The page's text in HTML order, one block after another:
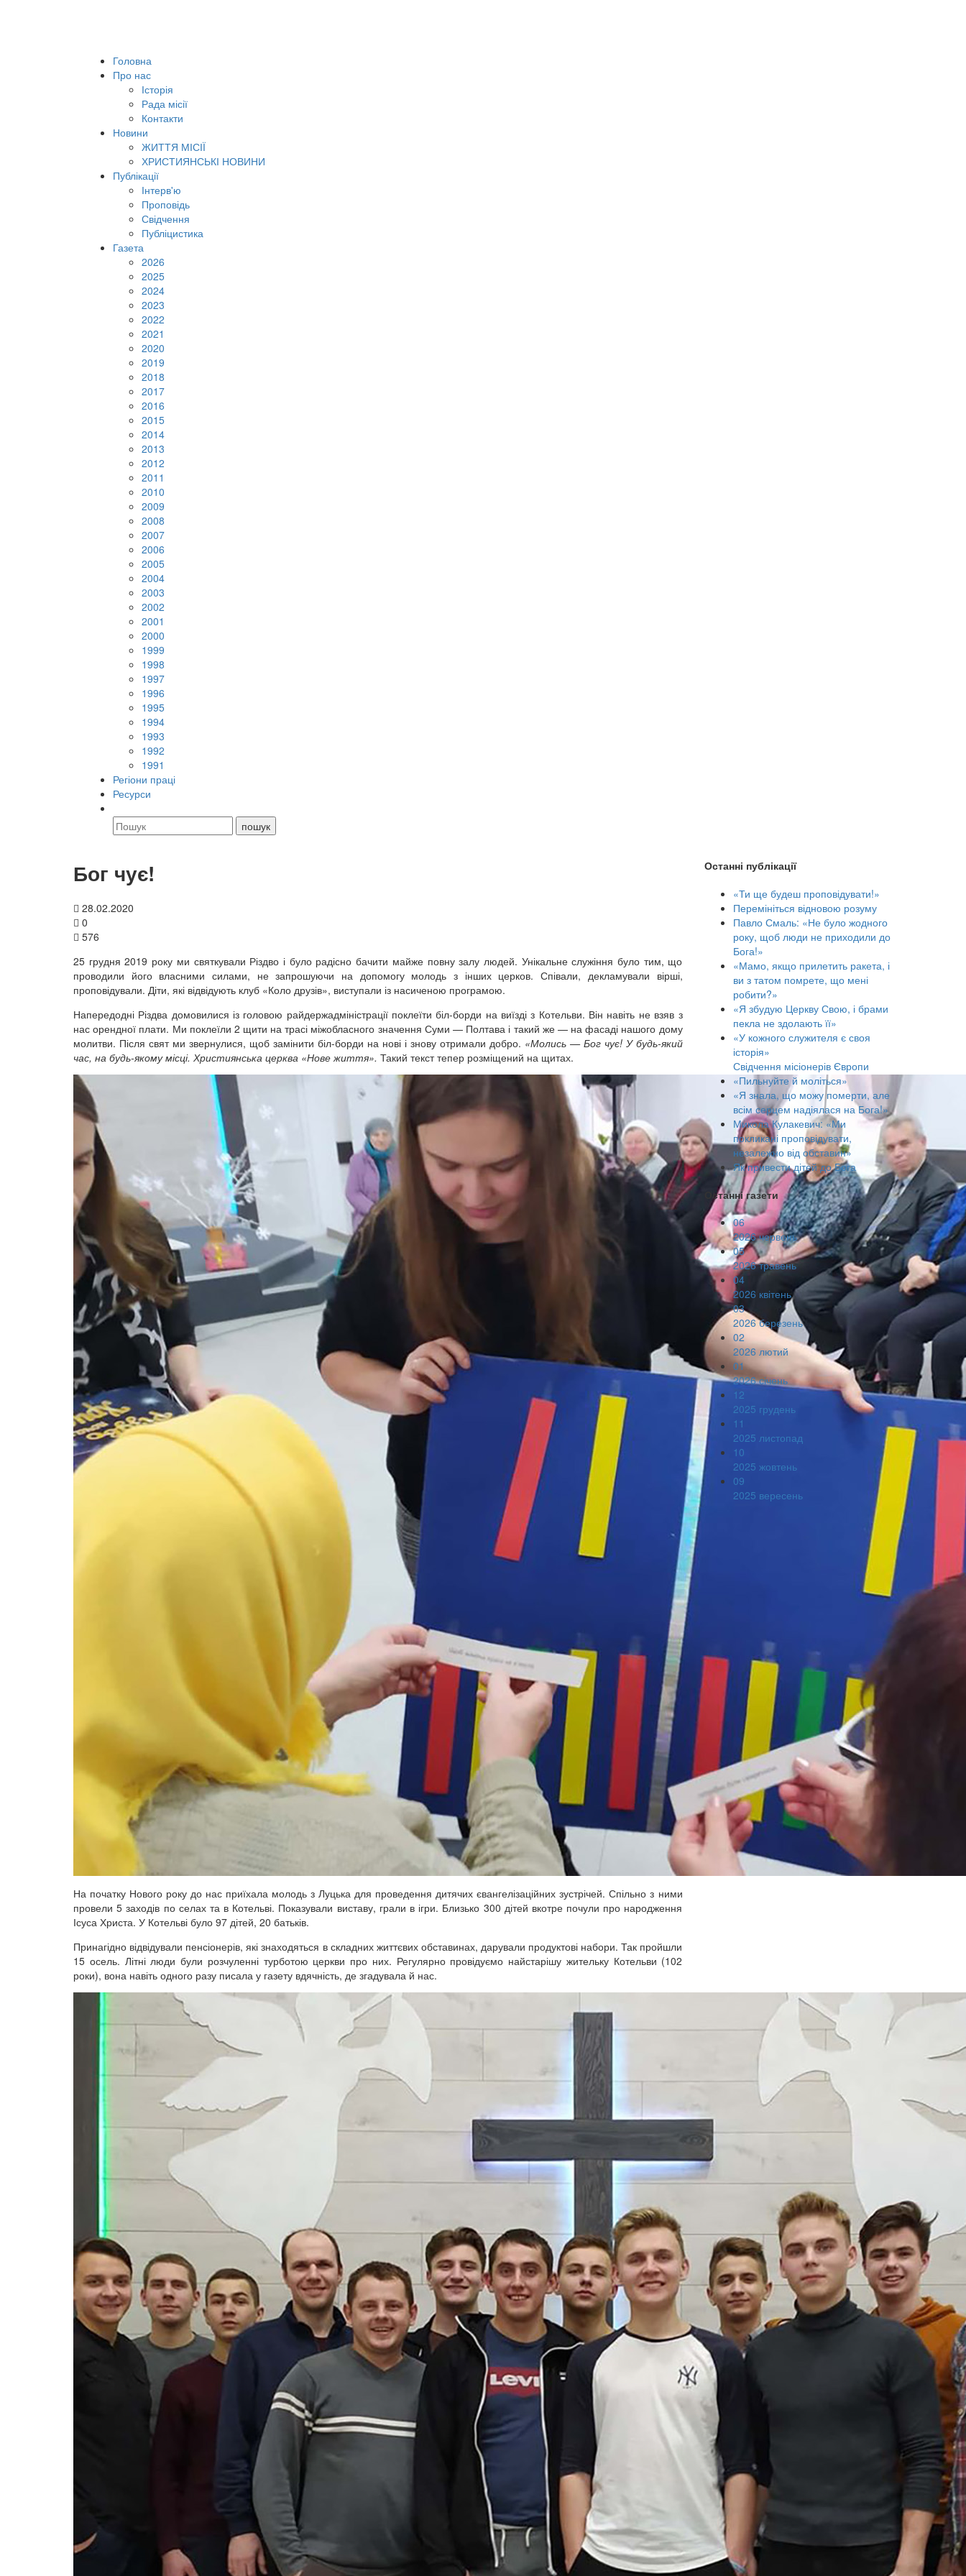
Головна
Про нас
Історія
Рада місії
Контакти
Новини
ЖИТТЯ МІСІЇ
ХРИСТИЯНСЬКІ НОВИНИ
Публікації
Інтерв'ю
Проповідь
Свідчення
Публіцистика
Газета
2026
2025
2024
2023
2022
2021
2020
2019
2018
2017
2016
2015
2014
2013
2012
2011
2010
2009
2008
2007
2006
2005
2004
2003
2002
2001
2000
1999
1998
1997
1996
1995
1994
1993
1992
1991
Регіони праці
Ресурси
Бог чує!
28.02.2020
0
576
25 грудня 2019 року ми святкували Різдво і було радісно бачити майже повну залу людей. Унікальне служіння було тим, що
проводили його власними силами, не запрошуючи на допомогу молодь з інших церков. Співали, декламували вірші,
проповідували. Діти, які відвідують клуб «Коло друзів», виступали із насиченою програмою.
Напередодні Різдва домовилися із головою райдержадміністрації поклеїти біл-борди на виїзді з Котельви. Він навіть не взяв з
нас орендної плати. Ми поклеїли 2 щити на трасі міжобласного значення Суми — Полтава і такий же — на фасаді нашого дому
молитви. Після свят ми звернулися, щоб замінити біл-борди на нові і знову отримали добро. «Молись — Бог чує! У будь-який
час, на будь-якому місці. Християнська церква «Нове життя». Такий текст тепер розміщений на щитах.
На початку Нового року до нас приїхала молодь з Луцька для проведення дитячих євангелізаційних зустрічей. Спільно з ними
провели 5 заходів по селах та в Котельві. Показували виставу, грали в ігри. Близько 300 дітей вкотре почули про народження
Ісуса Христа. У Котельві було 97 дітей, 20 батьків.
Принагідно відвідували пенсіонерів, які знаходяться в складних життєвих обставинах, дарували продуктові набори. Так пройшли
15 осель. Літні люди були розчуленні турботою церкви про них. Регулярно провідуємо найстарішу жительку Котельви (102
роки), вона навіть одного разу писала у газету вдячність, де згадувала й нас.
Останні публікації
«Ти ще будеш проповідувати!»
Перемініться відновою розуму
Павло Смаль: «Не було жодного
року, щоб люди не приходили до
Бога!»
«Мамо, якщо прилетить ракета, і
ви з татом помрете, що мені
робити?»
«Я збудую Церкву Свою, і брами
пекла не здолають її»
«У кожного служителя є своя
історія»
Свідчення місіонерів Європи
«Пильнуйте й моліться»
«Я знала, що можу померти, але
всім серцем надіялася на Бога!»
Микола Кулакевич: «Ми
покликані проповідувати,
незалежно від обставин»
Як привести дітей до Бога
Останні газети
06
2026 червень
05
2026 травень
04
2026 квітень
03
2026 березень
02
2026 лютий
01
2026 січень
12
2025 грудень
11
2025 листопад
10
2025 жовтень
09
2025 вересень